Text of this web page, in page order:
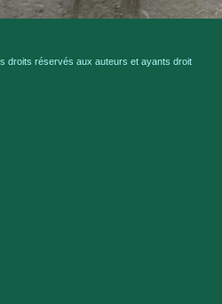
droits réservés aux auteurs et ayants droit